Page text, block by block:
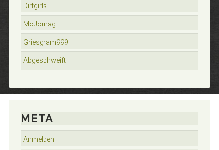
Dirtgirls
MoJomag
Griesgram999
Abgeschweift
META
Anmelden